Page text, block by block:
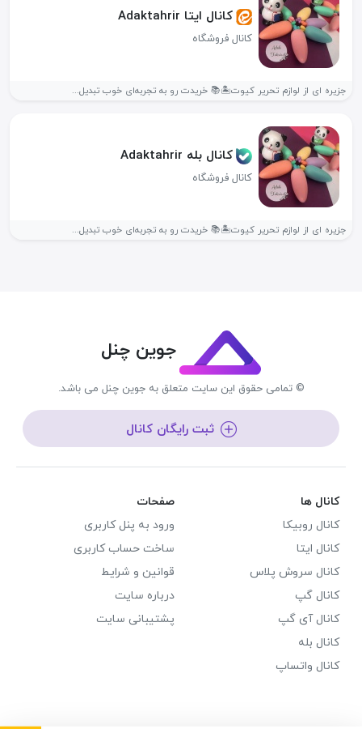
کانال ایتا Adaktahrir
کانال فروشگاه
جزیره ای از لوازم تحریر کیوت🏝📚 خریدت رو به تجربه‌ای خوب تبدیل...
کانال بله Adaktahrir
کانال فروشگاه
جزیره ای از لوازم تحریر کیوت🏝📚 خریدت رو به تجربه‌ای خوب تبدیل...
جوین چنل
© تمامی حقوق این سایت متعلق به جوین چنل می باشد.
ثبت رایگان کانال
کانال ها
کانال روبیکا
کانال ایتا
کانال سروش پلاس
کانال گپ
کانال آی گپ
کانال بله
کانال واتساپ
صفحات
ورود به پنل کاربری
ساخت حساب کاربری
قوانین و شرایط
درباره سایت
پشتیبانی سایت